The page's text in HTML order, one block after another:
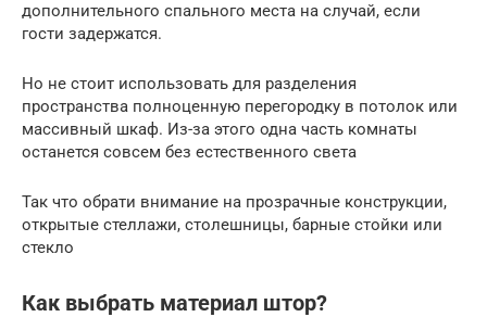
дополнительного спального места на случай, если
гости задержатся.
Но не стоит использовать для разделения
пространства полноценную перегородку в потолок или
массивный шкаф. Из-за этого одна часть комнаты
останется совсем без естественного света
Так что обрати внимание на прозрачные конструкции,
открытые стеллажи, столешницы, барные стойки или
стекло
Как выбрать материал штор?